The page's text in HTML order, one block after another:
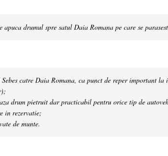
apuca drumul spre satul Daia Romana pe care se
catre Daia Romana, ca punct de reper important
drum pietruit dar practicabil pentru orice tip de
in rezervatie;
de munte.